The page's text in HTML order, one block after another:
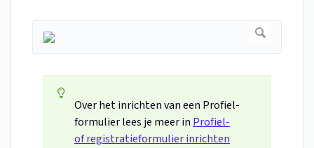
Over het inrichten van een Profiel-
formulier lees je meer in Profiel-
of registratieformulier inrichten